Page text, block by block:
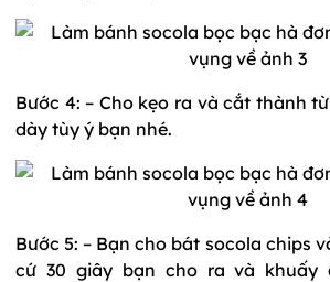
Bước 4: – Cho kẹo ra và cắt thành
dày tùy ý bạn nhé.
Bước 5: – Bạn cho bát socola chips
cứ 30 giây bạn cho ra và khuấy